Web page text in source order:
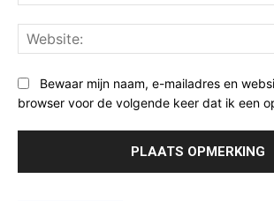
Bewaar mijn naam, e-mailadres en
browser voor de volgende keer dat ik een